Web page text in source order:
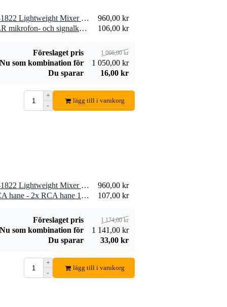
1 x Gator Cases G-MIX-L-1822 Lightweight Mixer Case 18" X 22" (45 x 55cm)
960,00 kr
1 x Devine MIC100/10 XLR mikrofon- och signalkabel 10 meter
106,00 kr
Föreslaget pris 1 066,00 kr
Nu som kombination för
1 050,00 kr
Du sparar
16,00 kr
+
-
lägg till i varukorg
1 x Gator Cases G-MIX-L-1822 Lightweight Mixer Case 18" X 22" (45 x 55cm)
960,00 kr
2 x Devine VB5100 2x RCA hane - 2x RCA hane 10 m
107,00 kr
Föreslaget pris 1 174,00 kr
Nu som kombination för
1 141,00 kr
Du sparar
33,00 kr
+
-
lägg till i varukorg